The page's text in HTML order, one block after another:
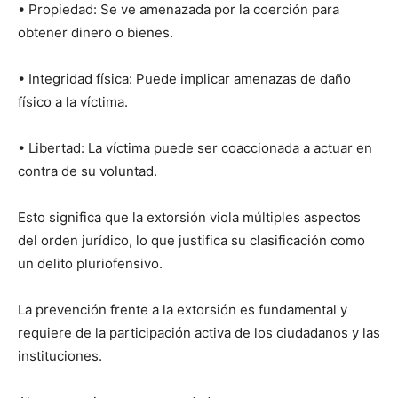
•⁠ ⁠Propiedad: Se ve amenazada por la coerción para
obtener dinero o bienes.
•⁠ ⁠Integridad física: Puede implicar amenazas de daño
físico a la víctima.
•⁠ ⁠Libertad: La víctima puede ser coaccionada a actuar en
contra de su voluntad.
Esto significa que la extorsión viola múltiples aspectos
del orden jurídico, lo que justifica su clasificación como
un delito pluriofensivo.
La prevención frente a la extorsión es fundamental y
requiere de la participación activa de los ciudadanos y las
instituciones.